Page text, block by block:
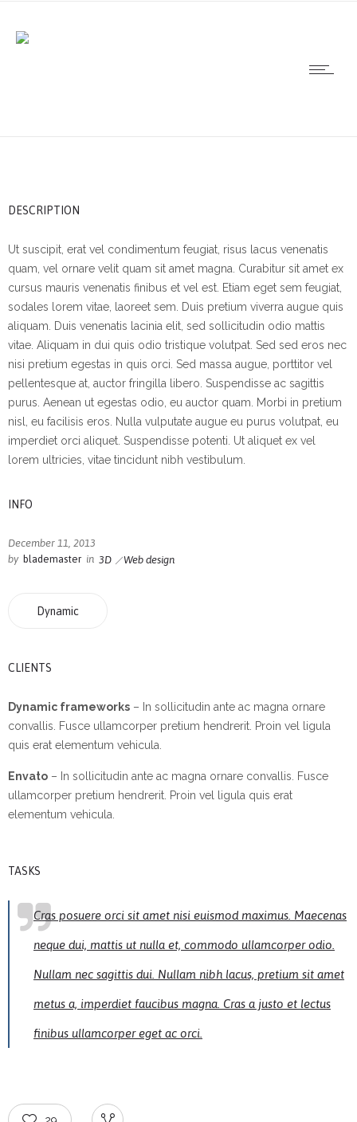
DESCRIPTION
Ut suscipit, erat vel condimentum feugiat, risus lacus venenatis
quam, vel ornare velit quam sit amet magna. Curabitur sit amet ex
cursus mauris venenatis finibus et vel est. Etiam eget sem feugiat,
sodales lorem vitae, laoreet sem. Duis pretium viverra augue quis
aliquam. Duis venenatis lacinia elit, sed sollicitudin odio mattis
vitae. Aliquam in dui quis odio tristique volutpat. Sed sed eros nec
nisi pretium egestas in quis orci. Sed massa augue, porttitor vel
pellentesque at, auctor fringilla libero. Suspendisse ac sagittis
purus. Aenean ut egestas odio, eu auctor quam. Morbi in pretium
nisl, eu facilisis eros. Nulla vulputate augue eu purus volutpat, eu
imperdiet orci aliquet. Suspendisse potenti. Ut aliquet ex vel
lorem ultricies, vitae tincidunt nibh vestibulum.
INFO
December 11, 2013
by blademaster in 3D Web design
Dynamic
CLIENTS
Dynamic frameworks – In sollicitudin ante ac magna ornare
convallis. Fusce ullamcorper pretium hendrerit. Proin vel ligula
quis erat elementum vehicula.
Envato – In sollicitudin ante ac magna ornare convallis. Fusce
ullamcorper pretium hendrerit. Proin vel ligula quis erat
elementum vehicula.
TASKS
Cras posuere orci sit amet nisi euismod maximus. Maecenas
neque dui, mattis ut nulla et, commodo ullamcorper odio.
Nullam nec sagittis dui. Nullam nibh lacus, pretium sit amet
metus a, imperdiet faucibus magna. Cras a justo et lectus
finibus ullamcorper eget ac orci.